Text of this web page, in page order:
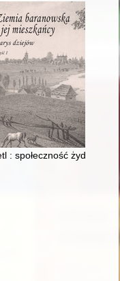
sprawach
: społeczność żydowska